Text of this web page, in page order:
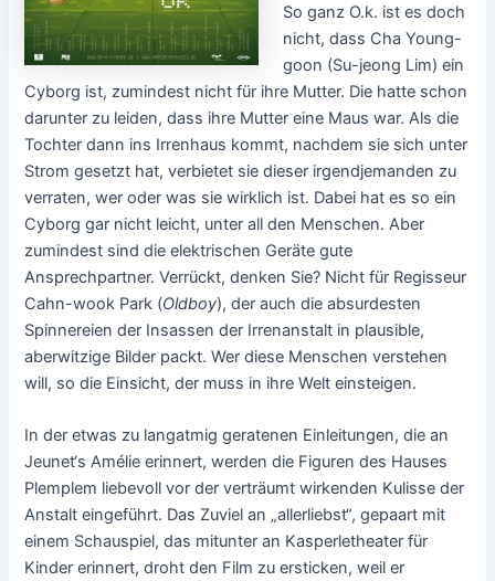
So ganz O.k. ist es doch
nicht, dass Cha Young-
goon (Su-jeong Lim) ein
Cyborg ist, zumindest nicht für ihre Mutter. Die hatte schon
darunter zu leiden, dass ihre Mutter eine Maus war. Als die
Tochter dann ins Irrenhaus kommt, nachdem sie sich unter
Strom gesetzt hat, verbietet sie dieser irgendjemanden zu
verraten, wer oder was sie wirklich ist. Dabei hat es so ein
Cyborg gar nicht leicht, unter all den Menschen. Aber
zumindest sind die elektrischen Geräte gute
Ansprechpartner. Verrückt, denken Sie? Nicht für Regisseur
Cahn-wook Park (Oldboy), der auch die absurdesten
Spinnereien der Insassen der Irrenanstalt in plausible,
aberwitzige Bilder packt. Wer diese Menschen verstehen
will, so die Einsicht, der muss in ihre Welt einsteigen.
In der etwas zu langatmig geratenen Einleitungen, die an
Jeunet‘s Amélie erinnert, werden die Figuren des Hauses
Plemplem liebevoll vor der verträumt wirkenden Kulisse der
Anstalt eingeführt. Das Zuviel an „allerliebst“, gepaart mit
einem Schauspiel, das mitunter an Kasperletheater für
Kinder erinnert, droht den Film zu ersticken, weil er